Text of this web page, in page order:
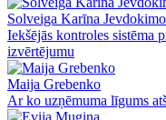
Solveiga Karīna
Iekšējās kontroles sistēma
izvērtējumu
Maija Grebenko
Ar ko uzņēmuma līgums